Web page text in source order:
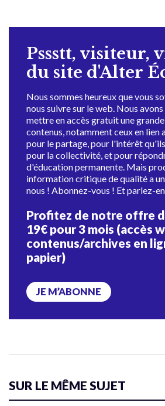
Pssstt, visiteur,
du site d'Alter
Nous sommes heureux que vous
nous suivre sur le web. Nous
mettre en accès gratuit une
contenus, notamment ceux en lien
pour le partage, pour l'intérêt
pour la collectivité, et pour
d'éducation permanente. Mais
information critique de qualité a
nous ! Abonnez-vous ! Et parlez-
Profitez de notre offre
19€ pour 3 mois (accès
contenus/archives en
papier)
JE M’ABONNE
SUR LE MÊME SUJET